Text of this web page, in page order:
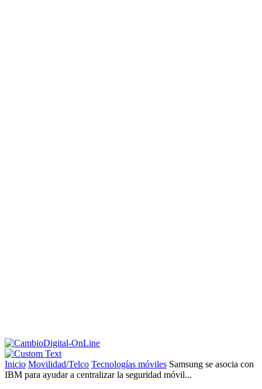
Inicio Movilidad/Telco Tecnologías móviles Samsung se asocia con
IBM para ayudar a centralizar la seguridad móvil...